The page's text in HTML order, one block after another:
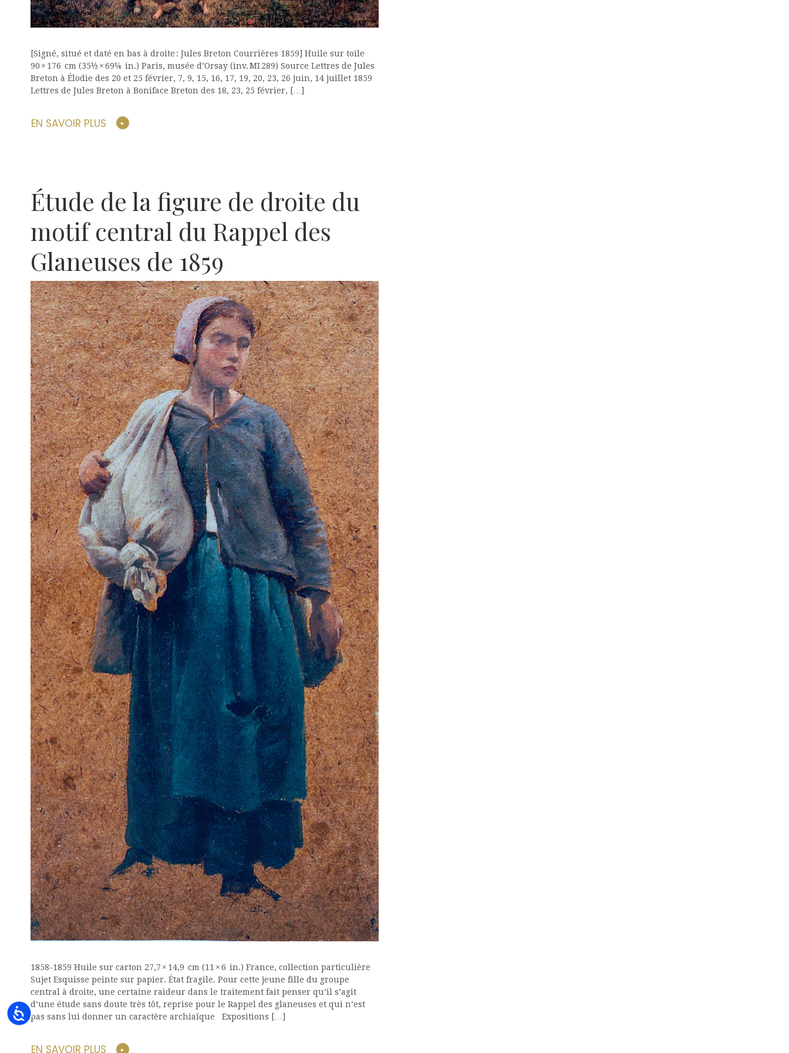
Accessibility
[Signé, situé et daté en bas à droite : Jules Breton Courrières 1859] Huile sur toile
90 × 176 cm (35½ × 69¼ in.) Paris, musée d’Orsay (inv. MI 289) Source Lettres de Jules
Breton à Élodie des 20 et 25 février, 7, 9, 15, 16, 17, 19, 20, 23, 26 juin, 14 juillet 1859
Lettres de Jules Breton à Boniface Breton des 18, 23, 25 février, […]
EN SAVOIR PLUS
Étude de la figure de droite du
motif central du Rappel des
Glaneuses de 1859
1858-1859 Huile sur carton 27,7 × 14,9 cm (11 × 6 in.) France, collection particulière
Sujet Esquisse peinte sur papier. État fragile. Pour cette jeune fille du groupe
central à droite, une certaine raideur dans le traitement fait penser qu’il s’agit
d’une étude sans doute très tôt, reprise pour le Rappel des glaneuses et qui n’est
pas sans lui donner un caractère archiaïque Expositions […]
EN SAVOIR PLUS